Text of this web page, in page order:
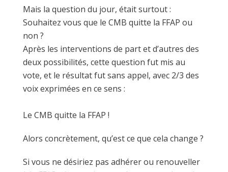
Mais la question du jour, était surtout :
Souhaitez vous que le CMB quitte la FFAP ou
non ?
Après les interventions de part et d’autres des
deux possibilités, cette question fut mis au
vote, et le résultat fut sans appel, avec 2/3 des
voix exprimées en ce sens :
Le CMB quitte la FFAP !
Alors concrètement, qu’est ce que cela change ?
Si vous ne désiriez pas adhérer ou renouveller